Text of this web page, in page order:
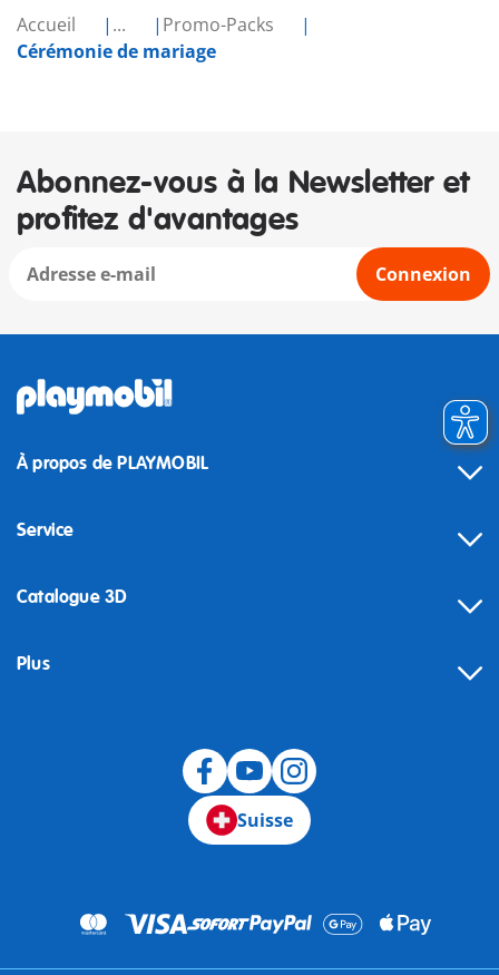
Accueil ...
Promo-Packs
Cérémonie de mariage
Abonnez-vous à la Newsletter et
profitez d'avantages
Connexion
À propos de PLAYMOBIL
Service
Catalogue 3D
Plus
Suisse